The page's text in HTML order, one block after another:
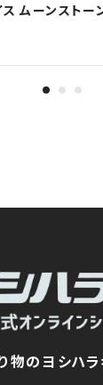
ス ムーンスト
物のヨシハラ